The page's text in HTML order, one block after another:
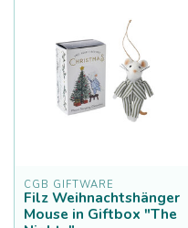
CGB GIFTWARE
Filz Weihnachtshänger
Mouse in Giftbox "The